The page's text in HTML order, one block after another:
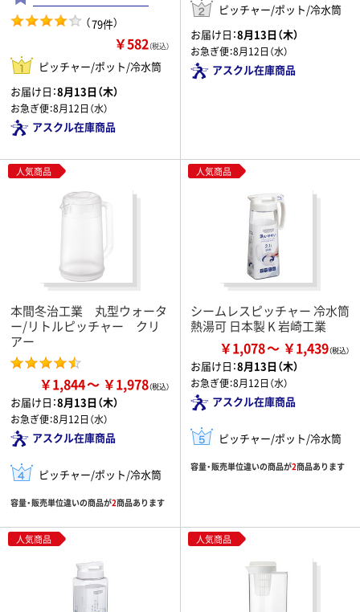
（79件）
￥582（税込）
ピッチャー/ポット/冷水筒
お届け日：8月13日（木）
お急ぎ便：8月12日（水）
アスクル在庫商品
ピッチャー/ポット/冷水筒
お届け日：8月13日（木）
お急ぎ便：8月12日（水）
アスクル在庫商品
人気商品
本間冬治工業 丸型ウォータ
ー/リトルピッチャー クリ
アー
￥1,844 ￥1,978
お届け日：8月13日（木）
お急ぎ便：8月12日（水）
アスクル在庫商品
ピッチャー/ポット/冷水筒
容量・販売単位違いの商品が2商品あります
人気商品
シームレスピッチャー 冷水筒
熱湯可 日本製 K 岩崎工業
￥1,078 ￥1,439
お届け日：8月13日（木）
お急ぎ便：8月12日（水）
アスクル在庫商品
ピッチャー/ポット/冷水筒
容量・販売単位違いの商品が2商品あります
人気商品 人気商品